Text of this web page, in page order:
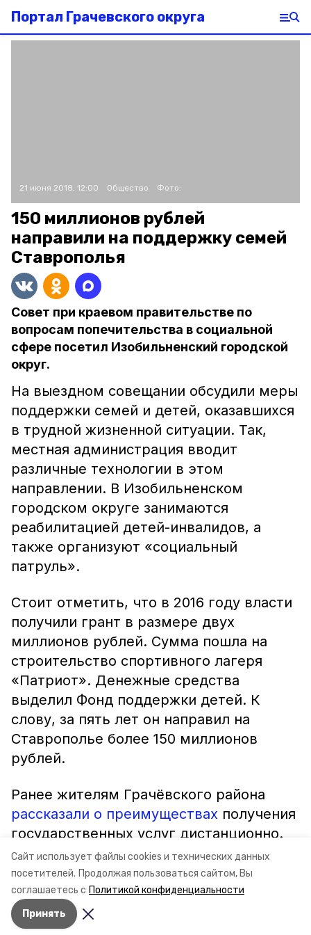
Сайт использует файлы cookies и технических данных
посетителей. Продолжая пользоваться сайтом, Вы
соглашаетесь с Политикой конфиденциальности
Принять
Портал Грачевского округа
21 июня 2018, 12:00 Общество Фото:
150 миллионов рублей
направили на поддержку семей
Ставрополья
Совет при краевом правительстве по
вопросам попечительства в социальной
сфере посетил Изобильненский городской
округ.
На выездном совещании обсудили меры
поддержки семей и детей, оказавшихся
в трудной жизненной ситуации. Так,
местная администрация вводит
различные технологии в этом
направлении. В Изобильненском
городском округе занимаются
реабилитацией детей-инвалидов, а
также организуют «социальный
патруль».
Стоит отметить, что в 2016 году власти
получили грант в размере двух
миллионов рублей. Сумма пошла на
строительство спортивного лагеря
«Патриот». Денежные средства
выделил Фонд поддержки детей. К
слову, за пять лет он направил на
Ставрополье более 150 миллионов
рублей.
Ранее жителям Грачёвского района
рассказали о преимуществах получения
государственных услуг дистанционно.
Акцию провели местные сотрудники
правоохранительных органов.
Авторы: Анастасия Бурдыга